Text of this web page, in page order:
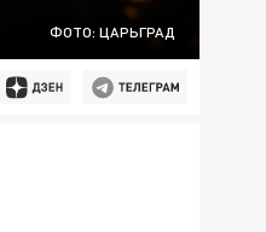
ФОТО: ЦАРЬГРАД